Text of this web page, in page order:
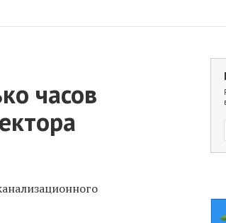
часов